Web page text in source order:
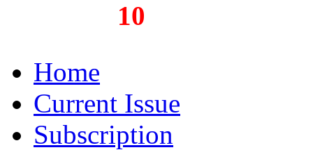
10
Home
Current Issue
Subscription